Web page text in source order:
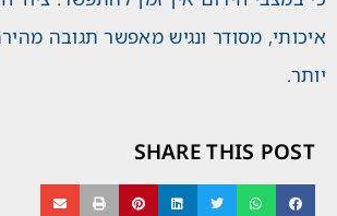
איכותי, מסודר ונגיש מאפשר תגובה
יותר.
SHARE THIS POST